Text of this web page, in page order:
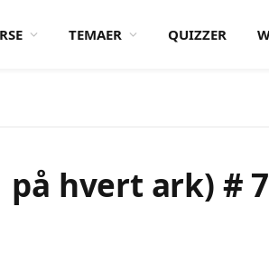
TEMAER QUIZZER
på hvert ark) #